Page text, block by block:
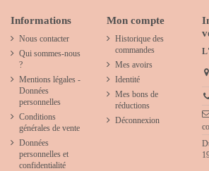
Informations
Nous contacter
Qui sommes-nous
?
Mentions légales -
Données
personnelles
Conditions
générales de vente
Données
personnelles et
confidentialité
Mon compte
Historique des
commandes
Mes avoirs
Identité
Mes bons de
réductions
Déconnexion